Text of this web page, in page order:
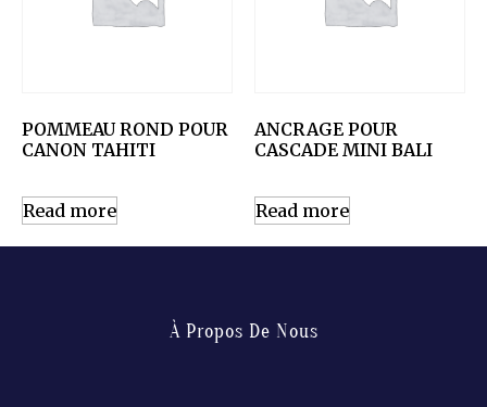
POMMEAU ROND POUR
CANON TAHITI
Read more
ANCRAGE POUR
CASCADE MINI BALI
Read more
À Propos De Nous